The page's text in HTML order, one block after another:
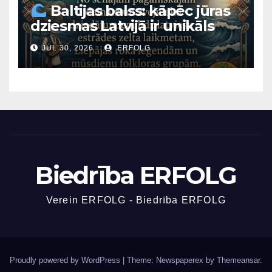
“arhitektoniskais tēvs”?
Baltijas balss: kāpēc jūras
dziesmas Latvijā ir unikāls
fenomens?
JŪL 30, 2026 ERFOLG
Biedrība ERFOLG
Verein ERFOLG - Biedrība ERFOLG
Proudly powered by WordPress Theme: Newspaperex by Themeansar.